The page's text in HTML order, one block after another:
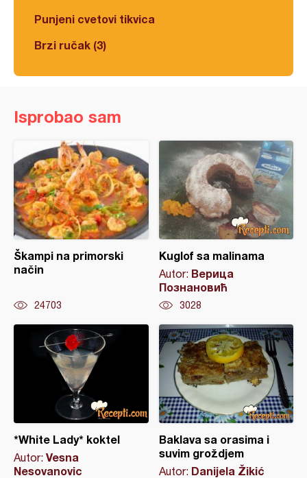
Punjeni cvetovi tikvica
Brzi ručak (3)
Isprobao sam
Škampi na primorski
način
24703
Kuglof sa malinama
Autor: Верица
Познановић
3028
*White Lady* koktel
Autor: Vesna
Nesovanovic
Baklava sa orasima i
suvim groždjem
Autor: Danijela Žikić